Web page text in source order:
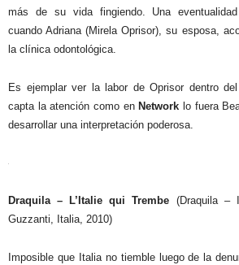
más de su vida fingiendo. Una
cuando Adriana (Mirela Oprisor), su esposa,
la clínica odontológica.
Es ejemplar ver la labor de Oprisor dentro
capta la atención como en Network lo fuera
desarrollar una interpretación poderosa.
Draquila – L’Italie qui Trembe (Draquila –
Guzzanti, Italia, 2010)
Imposible que Italia no tiemble luego de la